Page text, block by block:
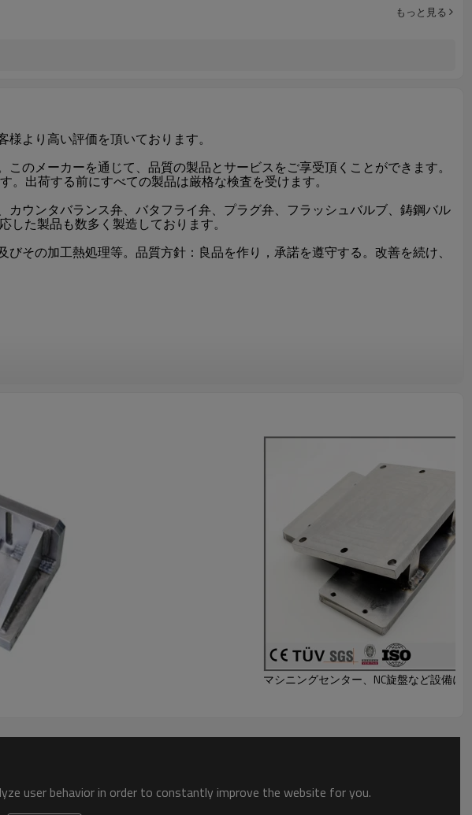
カスタマイズされたOEM
もっと見る
より高い評価を頂いております。
のメーカーを通じて、品質の製品とサービスをご享受頂くことができます。
出荷する前にすべての製品は厳格な検査を受けます。
ウンタバランス弁、バタフライ弁、プラグ弁、フラッシュバルブ、鋳鋼バル
た製品も数多く製造しております。
その加工熱処理等。品質方針：良品を作り，承諾を遵守する。改善を続け、
マシニングセンター、NC旋盤など設備に
user behavior in order to constantly improve the website for you.